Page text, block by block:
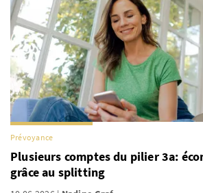
Prévoyance
Plusieurs comptes du pilier 3a:
grâce au splitting